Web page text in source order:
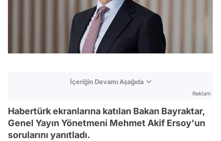
İçeriğin Devamı Aşağıda
Reklam
Habertürk ekranlarına katılan Bakan Bayraktar,
Genel Yayın Yönetmeni Mehmet Akif Ersoy'un
sorularını yanıtladı.